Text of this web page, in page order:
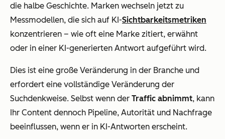
die halbe Geschichte. Marken wechseln jetzt zu
Messmodellen, die sich auf KI-Sichtbarkeitsmetriken
konzentrieren – wie oft eine Marke zitiert, erwähnt
oder in einer KI-generierten Antwort aufgeführt wird.
Dies ist eine große Veränderung in der Branche und
erfordert eine vollständige Veränderung der
Suchdenkweise. Selbst wenn der Traffic abnimmt, kann
Ihr Content dennoch Pipeline, Autorität und Nachfrage
beeinflussen, wenn er in KI-Antworten erscheint.